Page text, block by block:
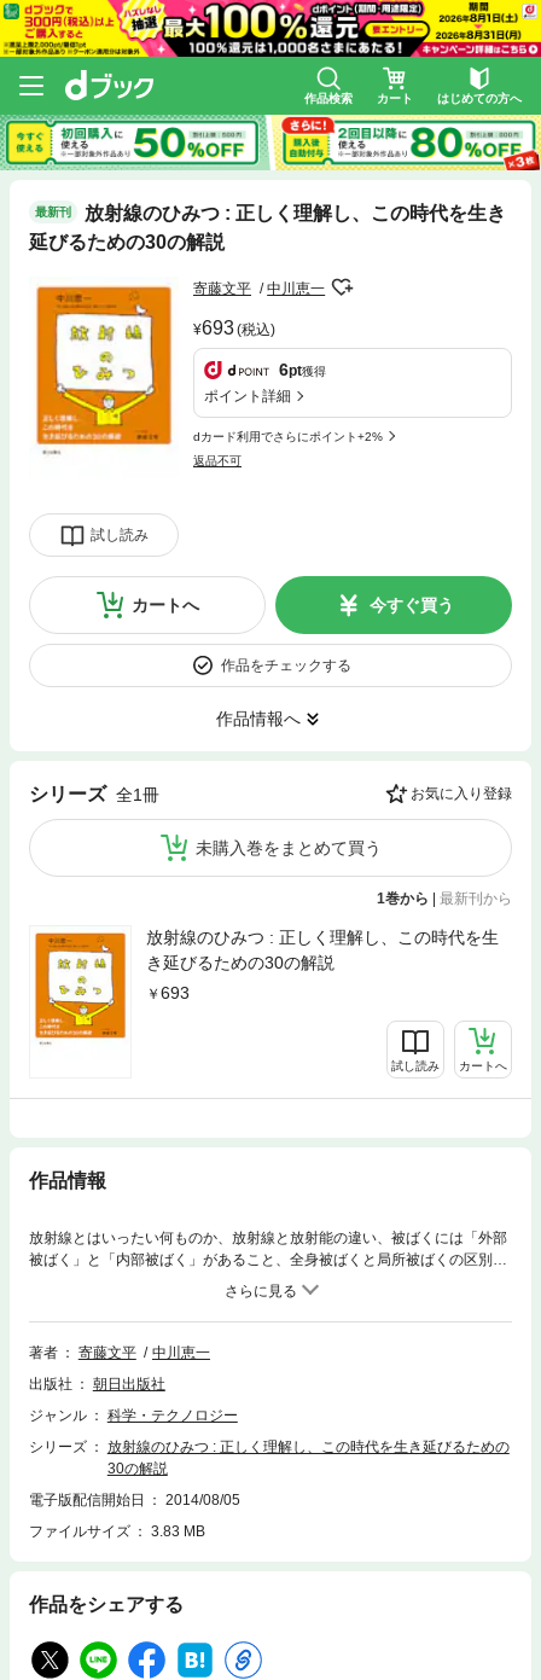
作品検索 カート はじめての方へ
最新刊
放射線のひみつ : 正しく理解し、この時代を生き
延びるための30の解説
試し読み
寄藤文平 中川恵一
693(税込)
6pt獲得
ポイント詳細
dカード利用でさらにポイント+2%
返品不可
カートへ 今すぐ買う
作品をチェックする
作品情報へ
シリーズ 全1冊 お気に入り登録
未購入巻をまとめて買う
1巻から | 最新刊から
放射線のひみつ : 正しく理解し、この時代を生
き延びるための30の解説
693
試し読み カートへ
作品情報
放射線とはいったい何ものか、放射線と放射能の違い、被ばくには「外部
被ばく」と「内部被ばく」があること、全身被ばくと局所被ばくの区別、
どのくらいの放射線をあびると体に悪影響があるのか、チェルノブイリや
スリーマイル島の原発事故で住民に何が起こったのか、発がんリスクが上
昇するとはどういうことなのか、そもそもがんとは何か、「ただちに健康
に影響のあるレベルではない」とは何を指すか、などをわかりやすく解
著者 寄藤文平
中川恵一
出版社
朝日出版社
ジャンル
科学・テクノロジー
シリーズ
放射線のひみつ : 正しく理解し、この時代を生き延びるための
30の解説
電子版配信開始日
2014/08/05
ファイルサイズ
3.83 MB
作品をシェアする